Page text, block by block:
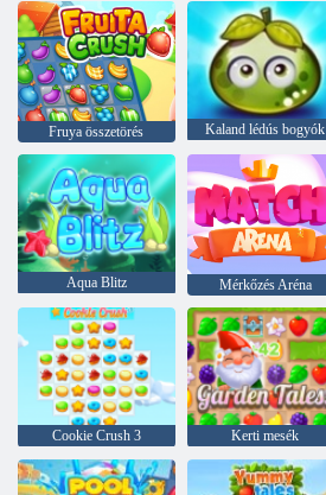
Fruya összetörés Kaland lédús bogyók
Aqua Blitz Mérkőzés Aréna
Cookie Crush 3 Kerti mesék